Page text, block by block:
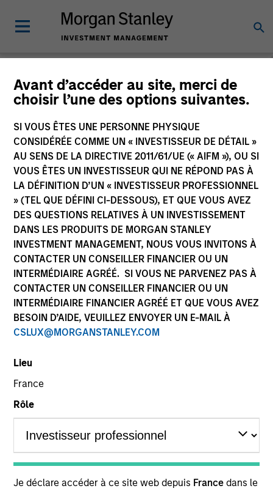
Avant d’accéder au site, merci de
choisir l’une des options suivantes.
SI VOUS ÊTES UNE PERSONNE PHYSIQUE
CONSIDÉRÉE COMME UN « INVESTISSEUR DE DÉTAIL »
AU SENS DE LA DIRECTIVE 2011/61/UE (« AIFM »), OU SI
VOUS ÊTES UN INVESTISSEUR QUI NE RÉPOND PAS À
LA DÉFINITION D’UN « INVESTISSEUR PROFESSIONNEL
» (TEL QUE DÉFINI CI-DESSOUS), ET QUE VOUS AVEZ
DES QUESTIONS RELATIVES À UN INVESTISSEMENT
DANS LES PRODUITS DE MORGAN STANLEY
INVESTMENT MANAGEMENT, NOUS VOUS INVITONS À
CONTACTER UN CONSEILLER FINANCIER OU UN
INTERMÉDIAIRE AGRÉÉ. SI VOUS NE PARVENEZ PAS À
CONTACTER UN CONSEILLER FINANCIER OU UN
INTERMÉDIAIRE FINANCIER AGRÉÉ ET QUE VOUS AVEZ
BESOIN D’AIDE, VEUILLEZ ENVOYER UN E-MAIL À
CSLUX@MORGANSTANLEY.COM
Lieu
France
Rôle
Je déclare accéder à ce site web depuis France dans le
Morgan Stanley
Investment Funds
Changer le véhicule du fonds
Ce document est une communication promotionnelle.
Les performances passées ne sont pas un indicateur fiable
des résultats futurs. Les rendements peuvent augmenter
ou diminuer en raison des fluctuations de change. Tous les
calculs des données de performance sont basés sur une
comparaison de la VL, sont exprimés nets de frais et ne
à l’émission et au rachat de parts. La source de toutes les
données relatives aux performances et aux indices est
Morgan Stanley Investment Management.
Cliquez sur le nom du fonds pour connaître ses